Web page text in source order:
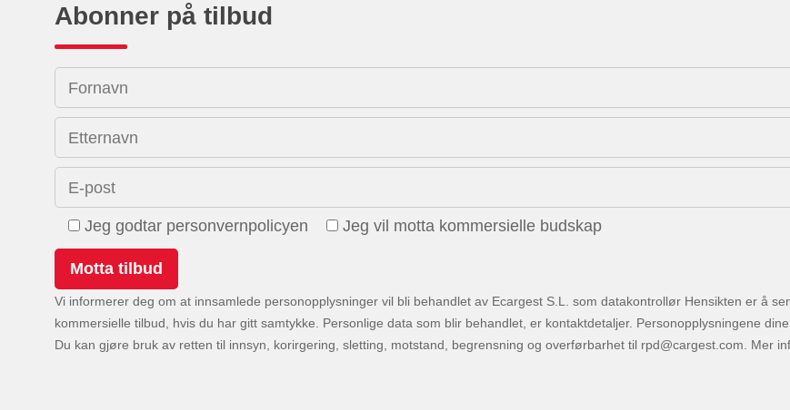
Abonner på tilbud
Fornavn
Etternavn
E-post
Jeg godtar personvernpolicyen Jeg vil motta kommersielle budskap
Vi informerer deg om at innsamlede personopplysninger vil bli behandlet av Ecargest S.L. som datakontrollør Hensikten er å
kommersielle tilbud, hvis du har gitt samtykke. Personlige data som blir behandlet, er kontaktdetaljer. Personopplysningene
Du kan gjøre bruk av retten til innsyn, korirgering, sletting, motstand, begrensning og overførbarhet til
. Mer